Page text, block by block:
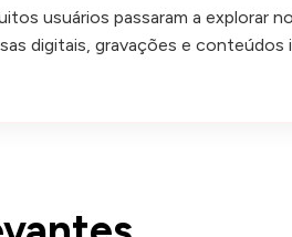
usuários passaram a explorar
digitais, gravações e